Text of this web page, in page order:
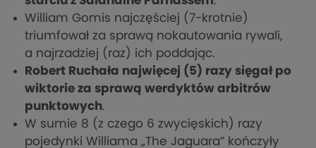
William Gomis najczęściej (7-krotnie)
triumfował za sprawą nokautowania rywali,
a najrzadziej (raz) ich poddając.
Robert Ruchała najwięcej (5) razy sięgał po
wiktorie za sprawą werdyktów arbitrów
punktowych.
W sumie 8 (z czego 6 zwycięskich) razy
pojedynki Williama „The Jaguara” kończyły